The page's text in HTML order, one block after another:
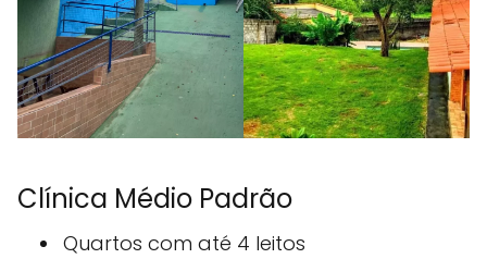
Clínica Médio Padrão
Quartos com até 4 leitos